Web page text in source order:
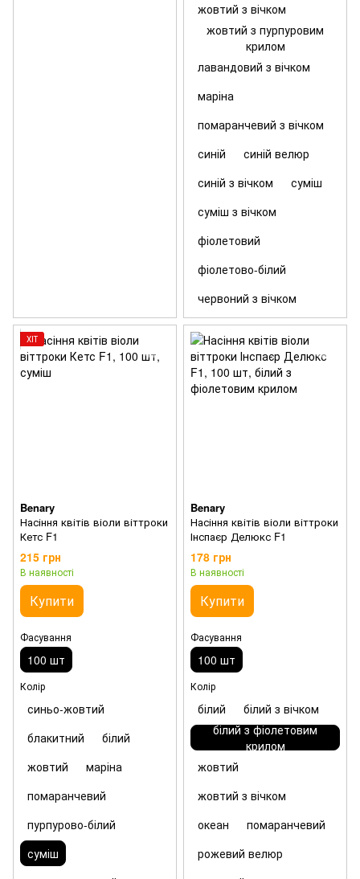
жовтий з вічком
жовтий з пурпуровим
крилом
лавандовий з вічком
маріна
помаранчевий з вічком
синій
синій велюр
синій з вічком
суміш
суміш з вічком
фіолетовий
фіолетово-білий
червоний з вічком
ХІТ
Benary
Насіння квітів віоли віттроки
Кетс F1
215 грн
В наявності
Купити
Фасування
100 шт
Колір
синьо-жовтий
блакитний
білий
жовтий
маріна
помаранчевий
пурпурово-білий
суміш
Benary
Насіння квітів віоли віттроки
Інспаєр Делюкс F1
178 грн
В наявності
Купити
Фасування
100 шт
Колір
білий
білий з вічком
білий з фіолетовим
крилом
жовтий
жовтий з вічком
океан
помаранчевий
рожевий велюр